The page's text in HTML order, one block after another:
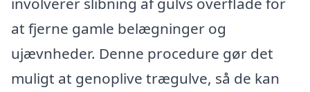
at fjerne gamle belægninger og
ujævnheder. Denne procedure gør det
muligt at genoplive trægulve, så de kan